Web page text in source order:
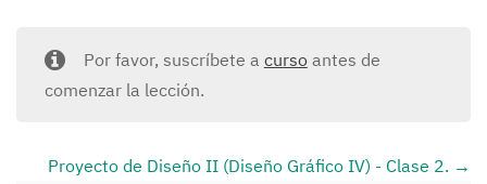
Por favor, suscríbete a cursoantes de
comenzar la lección.
Proyecto de Diseño II (Diseño Gráfico IV) - Clase 2.